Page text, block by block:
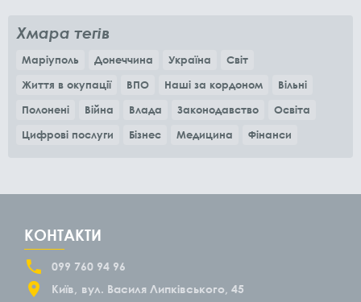
Хмара тегів
Маріуполь Донеччина Україна
Світ
Життя в окупації
ВПО Наші за кордоном
Вільні
Полонені
Війна Влада Законодавство
Освіта
Цифрові послуги
Бізнес Медицина Фінанси
КОНТАКТИ
099 760 94 96
Київ
вул. Василя Липківського, 45